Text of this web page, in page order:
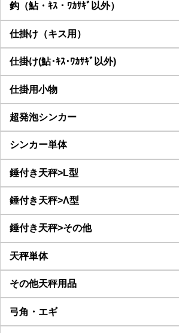
鈎（鮎・ｷｽ・ﾜｶｻｷﾞ以外）
仕掛け（キス用）
仕掛け(鮎･ｷｽ･ﾜｶｻｷﾞ以外)
仕掛用小物
超発泡シンカー
シンカー単体
錘付き天秤>L型
錘付き天秤>Λ型
錘付き天秤>その他
天秤単体
その他天秤用品
弓角・エギ